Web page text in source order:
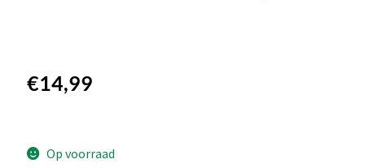
€14,99
Op voorraad